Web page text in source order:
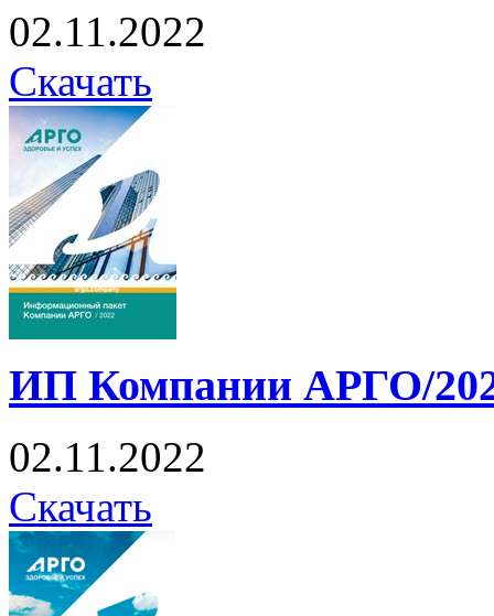
02.11.2022
Скачать
ИП Компании АРГО/
02.11.2022
Скачать